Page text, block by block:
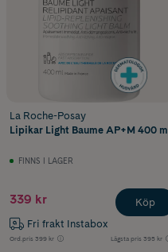
La Roche-Posay
Lipikar Light Baume AP+M 400 ml
FINNS I LAGER
339 kr
Fri frakt Instabox
Ord.pris 399 kr Lägsta pris 395 kr
Köp